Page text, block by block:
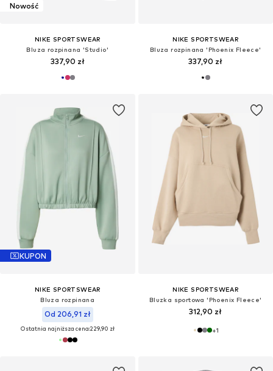
Nowość
NIKE SPORTSWEAR
Bluza rozpinana 'Studio'
337,90 zł
NIKE SPORTSWEAR
Bluza rozpinana 'Phoenix Fleece'
337,90 zł
KUPON
NIKE SPORTSWEAR
Bluza rozpinana
Od 206,91 zł
Ostatnia najniższa cena:229,90 zł
NIKE SPORTSWEAR
Bluzka sportowa 'Phoenix Fleece'
312,90 zł
+1